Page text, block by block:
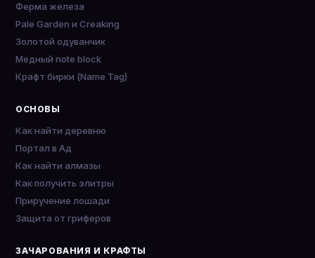
Ферма железа
Pale Garden и Creaking
Золотой одуванчик
Медный note block
Крафт бирки (Name Tag)
ОСНОВЫ
Как найти деревню
Портал в Ад
Как найти алмазы
Как получить элитры
Приручение лошади
Защита от гриферов
ЗАЧАРОВАНИЯ И КРАФТЫ